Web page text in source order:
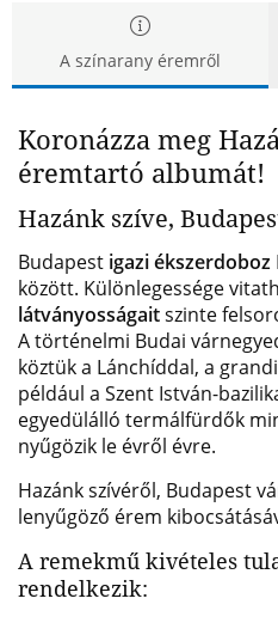
A színarany éremről
Koronázza meg
éremtartó albumát!
Hazánk szíve,
Budapest igazi ékszerdoboz
között. Különlegessége
látványosságaitszinte
A történelmi Budai
köztük a Lánchíddal, a
például a Szent István-
egyedülálló termálfürdők
nyűgözik le évről évre.
Hazánk szívéről, Budapest
lenyűgöző érem
A remekmű kivételes
rendelkezik: